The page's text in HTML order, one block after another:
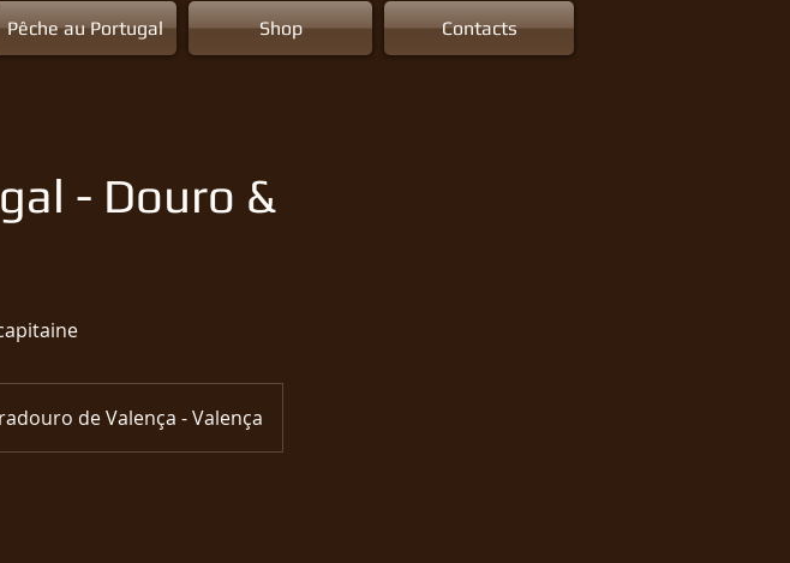
Pêche au Portugal Shop Contacts
- Douro &
de Valença - Valença